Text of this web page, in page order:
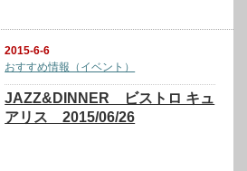
2015-6-6
おすすめ情報（イベント）
JAZZ&DINNER ビストロ キュ
アリス 2015/06/26